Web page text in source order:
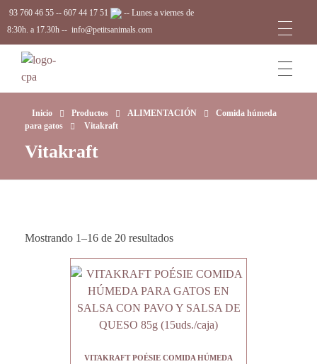
93 760 46 55 -- 607 44 17 51
-- Lunes a viernes de
8:30h. a 17.30h -- info@petitsanimals.com
Complements Petits Animals, S.L.
Inicio Productos ALIMENTACIÓN
Comida húmeda
para gatos
Vitakraft
Vitakraft
Mostrando 1–16 de 20 resultados
VITAKRAFT POÉSIE COMIDA HÚMEDA